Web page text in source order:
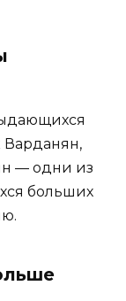
— одни из
больших